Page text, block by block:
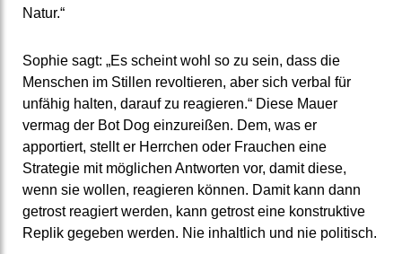
Natur.“
Sophie sagt: „Es scheint wohl so zu sein, dass die
Menschen im Stillen revoltieren, aber sich verbal für
unfähig halten, darauf zu reagieren.“ Diese Mauer
vermag der Bot Dog einzureißen. Dem, was er
apportiert, stellt er Herrchen oder Frauchen eine
Strategie mit möglichen Antworten vor, damit diese,
wenn sie wollen, reagieren können. Damit kann dann
getrost reagiert werden, kann getrost eine konstruktive
Replik gegeben werden. Nie inhaltlich und nie politisch.